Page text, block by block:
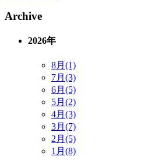
Archive
2026年
8月(1)
7月(3)
6月(5)
5月(2)
4月(3)
3月(7)
2月(5)
1月(8)